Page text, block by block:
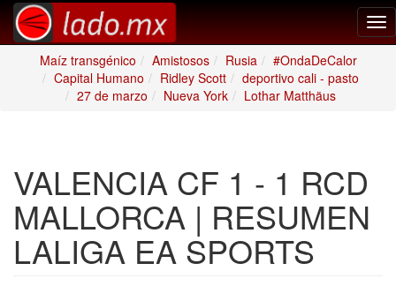
Maíz transgénico
Amistosos Rusia
#OndaDeCalor
Capital Humano
Ridley Scott
deportivo cali - pasto
27 de marzo
Nueva York Lothar Matthäus
VALENCIA CF 1 - 1 RCD
MALLORCA | RESUMEN
LALIGA EA SPORTS